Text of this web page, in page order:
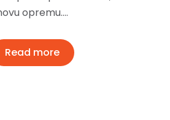
opremu.…
Read more